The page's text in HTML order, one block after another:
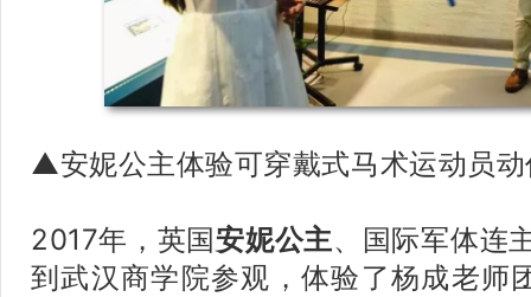
▲安妮公主体验可穿戴式马术运动员
2017年，英国安妮公主、国际军体连
到武汉商学院参观，体验了杨成老师